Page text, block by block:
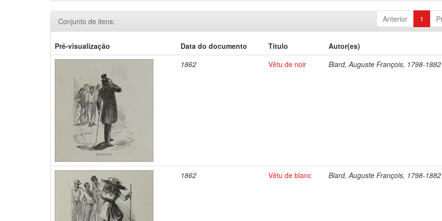
Anterior 1
Conjunto de itens:
Pré-visualização Data do documento Título
Autor(es)
1862
Vêtu de noir Biard, Auguste François, 1798-1882
1862 Vêtu de blanc Biard, Auguste François, 1798-1882